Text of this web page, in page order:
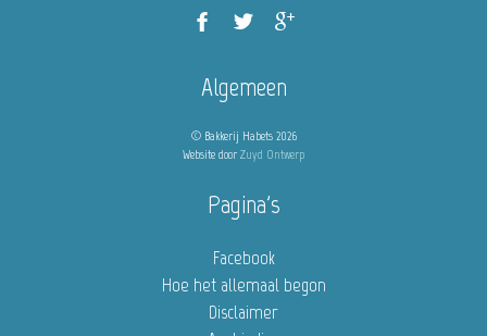
Algemeen
© Bakkerij Habets 2026
Website door Zuyd Ontwerp
Pagina's
Facebook
Hoe het allemaal begon
Disclaimer